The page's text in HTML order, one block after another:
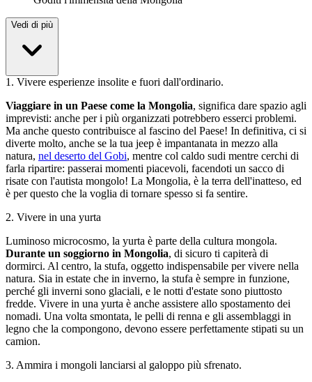
Vedi di più
1 . Vivere esperienze insolite e fuori dall'ordinario.
Viaggiare in un Paese come la Mongolia, significa dare spazio agli
imprevisti: anche per i più organizzati potrebbero esserci problemi.
Ma anche questo contribuisce al fascino del Paese! In definitiva, ci si
diverte molto, anche se la tua jeep è impantanata in mezzo alla
natura, nel deserto del Gobi, mentre col caldo sudi mentre cerchi di
farla ripartire: passerai momenti piacevoli, facendoti un sacco di
risate con l'autista mongolo! La Mongolia, è la terra dell'inatteso, ed
è per questo che la voglia di tornare spesso si fa sentire.
2. Vivere in una yurta
Luminoso microcosmo, la yurta è parte della cultura mongola.
Durante un soggiorno in Mongolia, di sicuro ti capiterà di
dormirci. Al centro, la stufa, oggetto indispensabile per vivere nella
natura. Sia in estate che in inverno, la stufa è sempre in funzione,
perché gli inverni sono glaciali, e le notti d'estate sono piuttosto
fredde. Vivere in una yurta è anche assistere allo spostamento dei
nomadi. Una volta smontata, le pelli di renna e gli assemblaggi in
legno che la compongono, devono essere perfettamente stipati su un
camion.
3. Ammira i mongoli lanciarsi al galoppo più sfrenato.